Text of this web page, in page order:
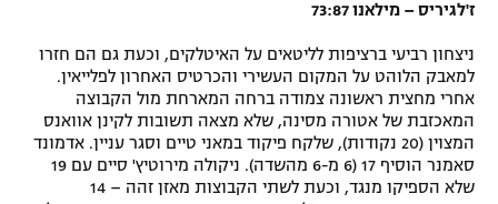
ז'לגיריס – מילאנו 73:87
ניצחון רביעי ברציפות לליטאים על האיטלקים, וכעת גם הם חזרו
למאבק הלוהט על המקום העשירי והכרטיס האחרון לפלייאין.
אחרי מחצית ראשונה צמודה ברחה המארחת מול הקבוצה
המאכזבת של אטורה מסינה, שלא מצאה תשובות לקינן אוואנס
המצוין (20 נקודות), שלקח פיקוד במאני טיים וסגר עניין. אדמונד
סאמנר הוסיף 17 (6 מ-6 מהשדה). ניקולה מירוטיץ' סיים עם 19
שלא הספיקו מנגד, וכעת לשתי הקבוצות מאזן זהה – 14